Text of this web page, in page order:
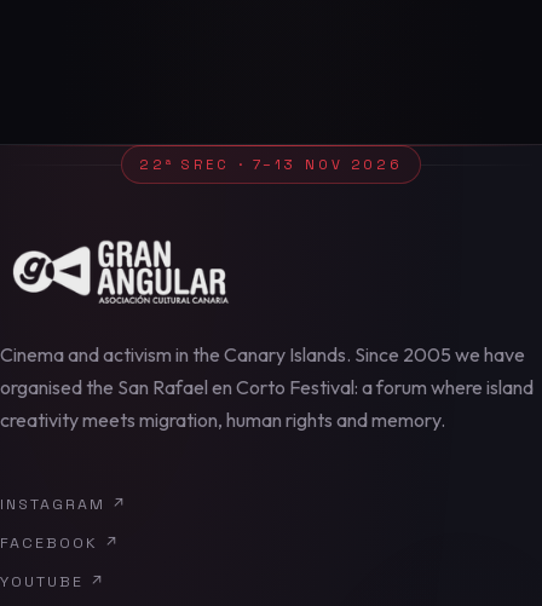
22ª SREC · 7–13 NOV 2026
Cinema and activism in the Canary Islands. Since 2005 we have
organised the San Rafael en Corto Festival: a forum where island
creativity meets migration, human rights and memory.
INSTAGRAM
↗
FACEBOOK
↗
YOUTUBE
↗